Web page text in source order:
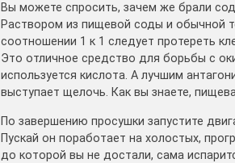
Вы можете спросить, зачем же брали
Раствором из пищевой соды и обычной
соотношении 1 к 1 следует протереть
Это отличное средство для борьбы с
используется кислота. А лучшим
выступает щелочь. Как вы знаете,
По завершению просушки запустите
Пускай он поработает на холостых,
до которой вы не достали, сама